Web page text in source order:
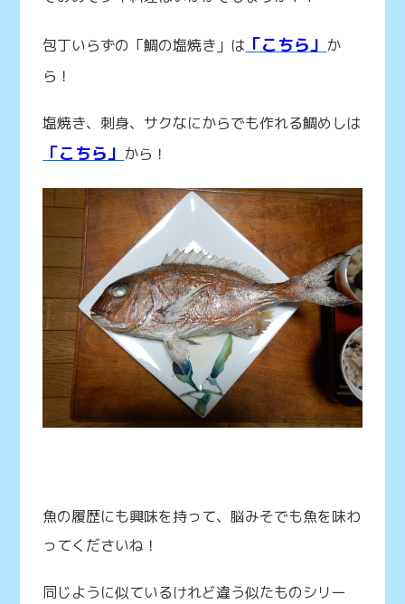
包丁いらずの「鯛の塩焼き」は 「こちら」 か
ら！
塩焼き、刺身、サクなにからでも作れる鯛めしは
「こちら」 から！
魚の履歴にも興味を持って、脳みそでも魚を味わ
ってくださいね！
同じように似ているけれど違う似たものシリー